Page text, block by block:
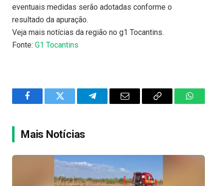
eventuais medidas serão adotadas conforme o
resultado da apuração.
Veja mais notícias da região no g1 Tocantins.
Fonte: G1 Tocantins
FacebookTwitter TelegramEmail
Copy
Mais Notícias